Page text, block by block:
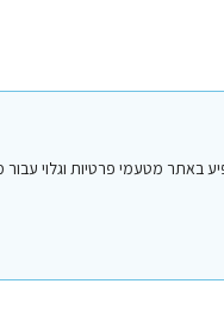
"סיני טיפים והמלצות" לפני 5 שנים. שמו או שמה לא מופיע